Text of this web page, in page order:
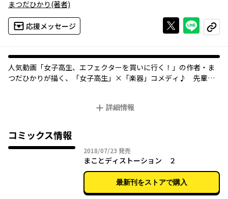
まつだひかり (著者)
応援メッセージ Xで投稿する
ライン
コピー
人気動画「女子高生、エフェクターを買いに行く！」の作者・ま
つだひかりが描く、「女子高生」×「楽器」コメディ♪ 先輩た
詳細情報
コミックス情報
2018/07/23 2018年07月23日
発売
まことディストーション ２
最新刊をストアで購入